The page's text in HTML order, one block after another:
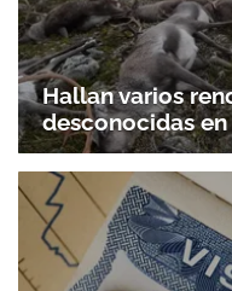
Hallan varios
desconocidas